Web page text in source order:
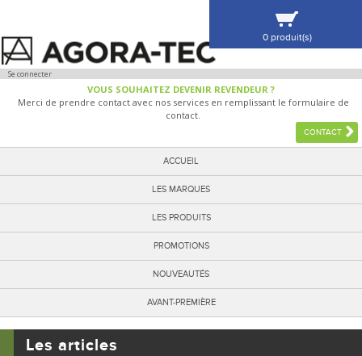
Se connecter
VOUS SOUHAITEZ DEVENIR REVENDEUR ?
Merci de prendre contact avec nos services en remplissant le formulaire de
contact.
CONTACT
ACCUEIL
LES MARQUES
LES PRODUITS
PROMOTIONS
NOUVEAUTÉS
AVANT-PREMIÈRE
0 produit(s)
VOIR MA SÉLECTION
Les articles